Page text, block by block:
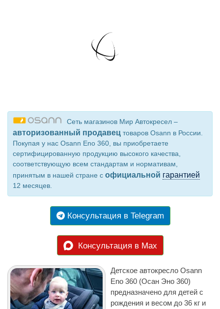
Сеть магазинов Мир Автокресел –
авторизованный продавец товаров Osann в России.
Покупая у нас Osann Eno 360, вы приобретаете
сертифицированную продукцию высокого качества,
соответствующую всем стандартам и нормативам,
принятым в нашей стране с официальной гарантией
12 месяцев.
Консультация в Telegram
Консультация в Max
Детское автокресло Osann
Eno 360 (Осан Эно 360)
предназначено для детей с
рождения и весом до 36 кг и